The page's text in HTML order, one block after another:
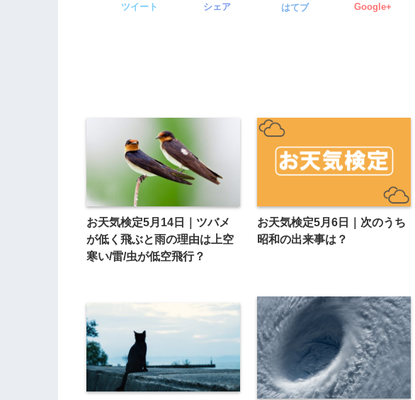
ツイート シェア はてブ Google+
お天気検定5月14日｜ツバメ
が低く飛ぶと雨の理由は上空
寒い/雷/虫が低空飛行？
お天気検定5月6日｜次のうち
昭和の出来事は？